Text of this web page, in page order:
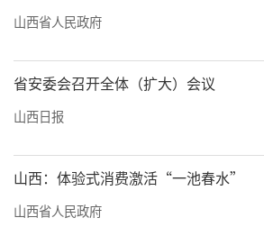
山西省人民政府
省安委会召开全体（扩大）会议
山西日报
山西：体验式消费激活“一池春水”
山西省人民政府